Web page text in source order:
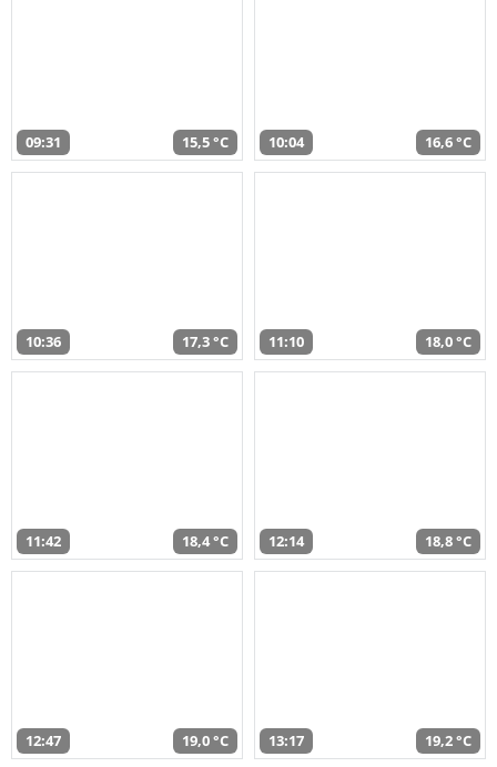
09:31 15,5 °C 10:04 16,6 °C
10:36 17,3 °C 11:10 18,0 °C
11:42 18,4 °C 12:14 18,8 °C
12:47 19,0 °C 13:17 19,2 °C